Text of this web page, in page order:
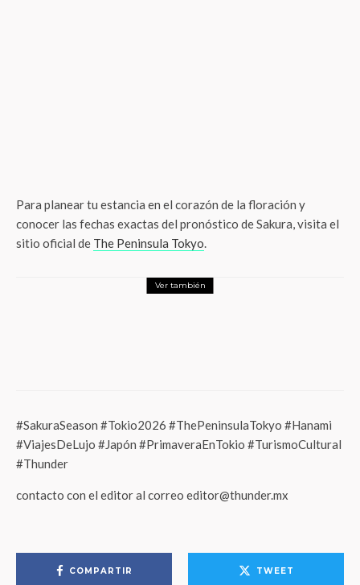
Para planear tu estancia en el corazón de la floración y
conocer las fechas exactas del pronóstico de Sakura, visita el
sitio oficial de The Peninsula Tokyo.
Ver también
#SakuraSeason #Tokio2026 #ThePeninsulaTokyo #Hanami
#ViajesDeLujo #Japón #PrimaveraEnTokio #TurismoCultural
#Thunder
contacto con el editor al correo editor@thunder.mx
COMPARTIR TWEET